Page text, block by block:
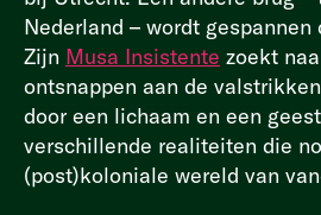
Nederland – wordt gespannen
Zijn Musa Insistente zoekt
ontsnappen aan de
door een lichaam en een
verschillende realiteiten die
(post)koloniale wereld van